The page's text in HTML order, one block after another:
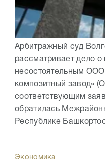
Арбитражный суд
рассматривает дело о
несостоятельным ООО
композитный завод»
соответствующим
обратилась
Республике
Экономика